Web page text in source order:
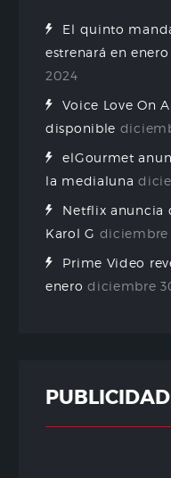
El quinto
estrenará en enero
2024
Voice Love On
disponible
elGourmet
la medialuna
Netflix anuncia
Karol G diciembre
Prime Video
enero diciembre
PUBLICIDAD